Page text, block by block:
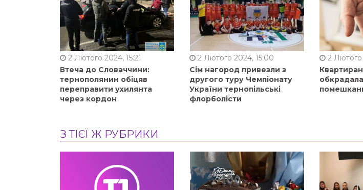
2 Лютого 2024, 15:21
Втеча до Словаччини:
тернополянин обіцяв
переправити ухилянта
через кордон
2 Лютого 2024, 15:00
Сім нагород привезли з
другого туру Чемпіонату
України тернопільські
флорболісти
2 Лютого
З ТІЄЇ Ж РУБРИКИ